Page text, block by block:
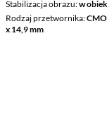
Stabilizacja obrazu w
Rodzaj przetwornika
x 14,9 mm